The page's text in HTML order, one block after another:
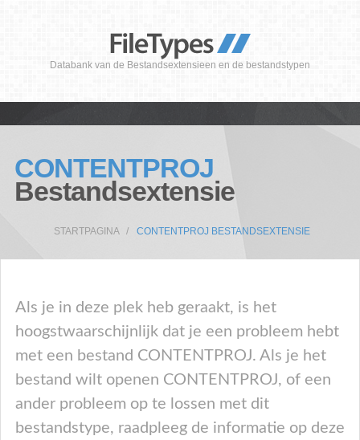
Databank van de Bestandsextensieen en de bestandstypen
CONTENTPROJ
Bestandsextensie
STARTPAGINA CONTENTPROJ BESTANDSEXTENSIE
Als je in deze plek heb geraakt, is het
hoogstwaarschijnlijk dat je een probleem hebt
met een bestand CONTENTPROJ. Als je het
bestand wilt openen CONTENTPROJ, of een
ander probleem op te lossen met dit
bestandstype, raadpleeg de informatie op deze